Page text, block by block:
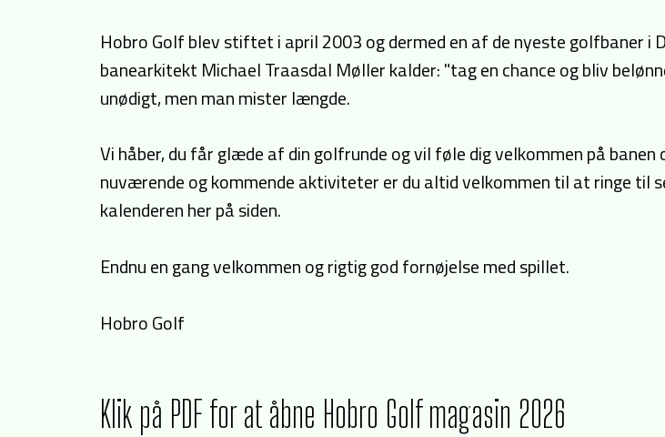
Hobro Golf blev stiftet i april 2003 og dermed en af de nyeste golfbaner i
banearkitekt Michael Traasdal Møller kalder: "tag en chance og bliv
unødigt, men man mister længde.
Vi håber, du får glæde af din golfrunde og vil føle dig velkommen på
nuværende og kommende aktiviteter er du altid velkommen til at ringe til
kalenderen her på siden.
Endnu en gang velkommen og rigtig god fornøjelse med spillet.
Hobro Golf
Klik på PDF for at åbne Hobro Golf magasin 2026